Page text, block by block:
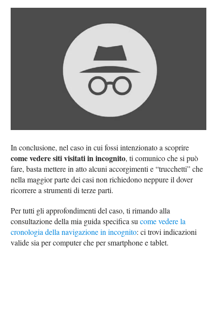
In conclusione, nel caso in cui fossi intenzionato a scoprire
come vedere siti visitati in incognito, ti comunico che si può
fare, basta mettere in atto alcuni accorgimenti e “trucchetti” che
nella maggior parte dei casi non richiedono neppure il dover
ricorrere a strumenti di terze parti.
Per tutti gli approfondimenti del caso, ti rimando alla
consultazione della mia guida specifica sucome vedere la
cronologia della navigazione in incognito: ci trovi indicazioni
valide sia per computer che per smartphone e tablet.